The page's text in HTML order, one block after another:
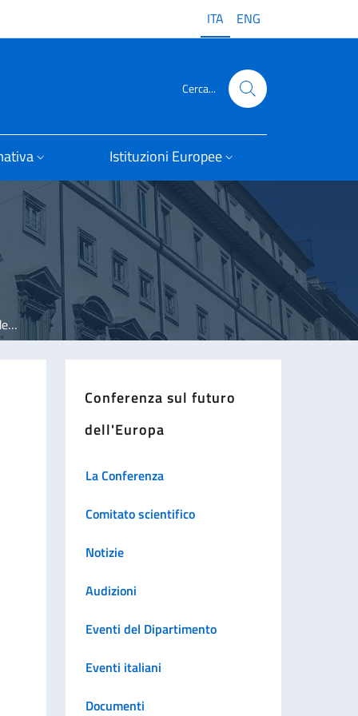
ITA ENG
Cerca...
Istituzioni Europee
Conferenza sul futuro
dell'Europa
La Conferenza
Comitato scientifico
Notizie
Audizioni
Eventi del Dipartimento
Eventi italiani
Documenti